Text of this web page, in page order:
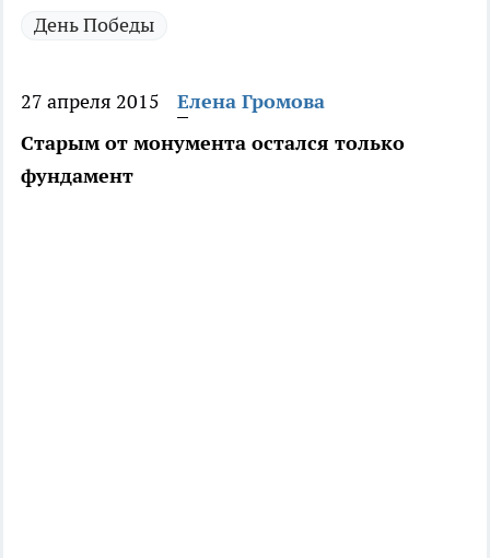
День Победы
27 апреля 2015
Елена Громова
Старым от монумента остался только
фундамент